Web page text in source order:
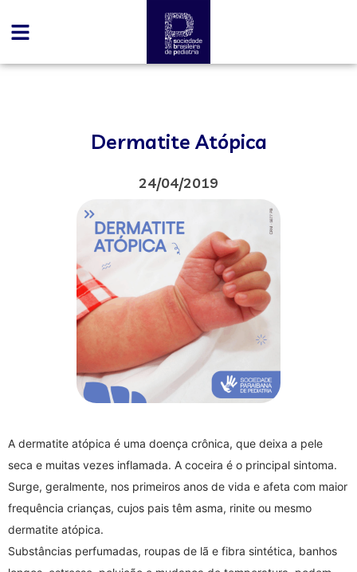
Dermatite Atópica
24/04/2019
A dermatite atópica é uma doença crônica, que deixa a pele
seca e muitas vezes inflamada. A coceira é o principal sintoma.
Surge, geralmente, nos primeiros anos de vida e afeta com maior
frequência crianças, cujos pais têm asma, rinite ou mesmo
dermatite atópica.
Substâncias perfumadas, roupas de lã e fibra sintética, banhos